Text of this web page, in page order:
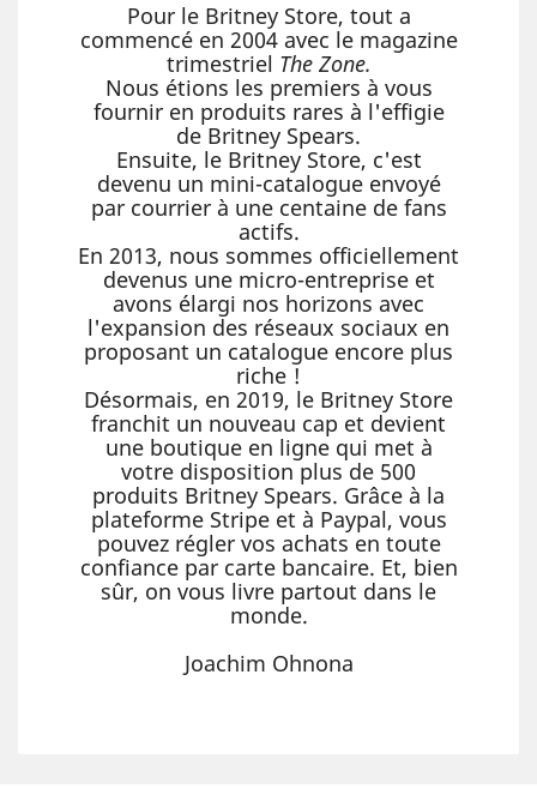
Pour le Britney Store, tout a
commencé en 2004 avec le magazine
trimestriel The Zone.
Nous étions les premiers à vous
fournir en produits rares à l'effigie
de Britney Spears.
Ensuite, le Britney Store, c'est
devenu un mini-catalogue envoyé
par courrier à une centaine de fans
actifs.
En 2013, nous sommes officiellement
devenus une micro-entreprise et
avons élargi nos horizons avec
l'expansion des réseaux sociaux en
proposant un catalogue encore plus
riche !
Désormais, en 2019, le Britney Store
franchit un nouveau cap et devient
une boutique en ligne qui met à
votre disposition plus de 500
produits Britney Spears. Grâce à la
plateforme Stripe et à Paypal, vous
pouvez régler vos achats en toute
confiance par carte bancaire. Et, bien
sûr, on vous livre partout dans le
monde.
Joachim Ohnona